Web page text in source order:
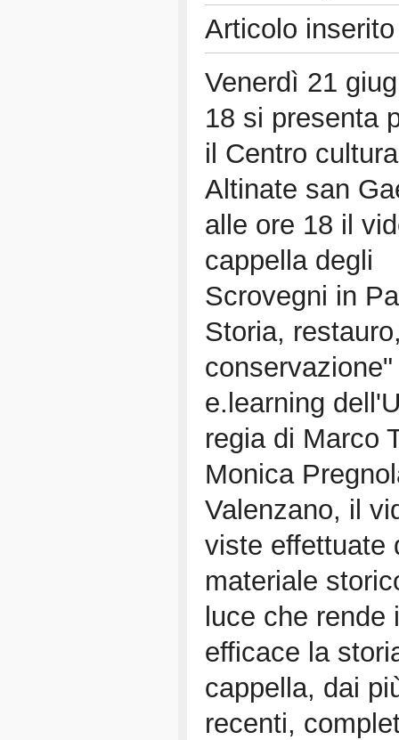
Articolo
Venerdì 21
18 si presenta
il Centro
Altinate san
alle ore 18 il
cappella degli
Scrovegni in
Storia,
e.learning
regia di Marco
Monica
Valenzano, il
viste effettuate
materiale
luce che
efficace la
cappella, dai
recenti,